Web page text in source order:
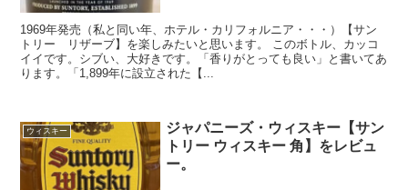
1969年発売（私と同い年、ホテル・カリフォルニア・・・）【サン
トリー リザーブ】を楽しみたいと思います。 このボトル、カッコ
イイです。シブい、大好きです。「香りがとっても良い」と書いてあ
ります。「1,899年に設立された【...
ウィスキー
ジャパニーズ・ウィスキー【サン
トリー ウィスキー 角】をレビュ
ー。